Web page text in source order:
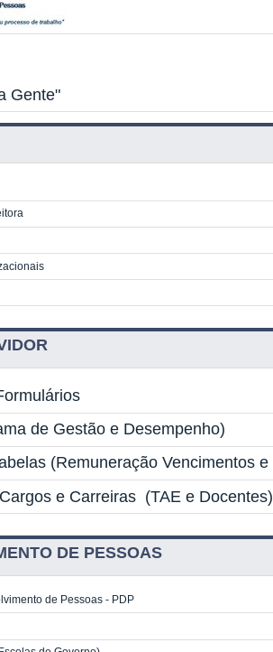
Gente"
de Gestão e Desempenho)
(Remuneração Vencimentos
e Carreiras (TAE e Docentes)
DE PESSOAS
de Pessoas - PDP